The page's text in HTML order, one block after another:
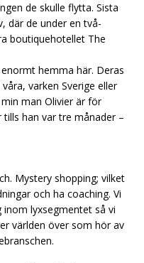
de skulle flytta. Sista
där de under en två-
boutiquehotellet The
hemma här. Deras
varken Sverige eller
man Olivier är för
han var tre månader –
Mystery shopping; vilket
och ha coaching. Vi
lyxsegmentet så vi
världen över som hör av